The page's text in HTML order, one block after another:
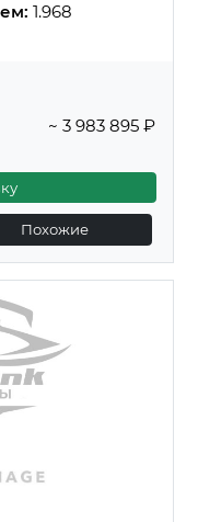
1.968
~ 3 983 895 ₽
Похожие